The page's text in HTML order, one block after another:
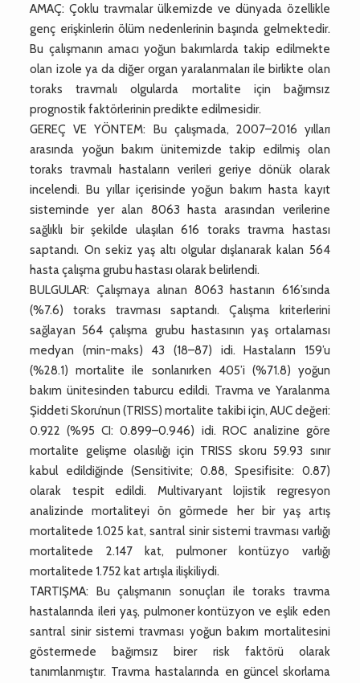
AMAÇ: Çoklu travmalar ülkemizde ve dünyada özellikle
genç erişkinlerin ölüm nedenlerinin başında gelmektedir.
Bu çalışmanın amacı yoğun bakımlarda takip edilmekte
olan izole ya da diğer organ yaralanmaları ile birlikte olan
toraks travmalı olgularda mortalite için bağımsız
prognostik faktörlerinin predikte edilmesidir.
GEREÇ VE YÖNTEM: Bu çalışmada, 2007–2016 yılları
arasında yoğun bakım ünitemizde takip edilmiş olan
toraks travmalı hastaların verileri geriye dönük olarak
incelendi. Bu yıllar içerisinde yoğun bakım hasta kayıt
sisteminde yer alan 8063 hasta arasından verilerine
sağlıklı bir şekilde ulaşılan 616 toraks travma hastası
saptandı. On sekiz yaş altı olgular dışlanarak kalan 564
hasta çalışma grubu hastası olarak belirlendi.
BULGULAR: Çalışmaya alınan 8063 hastanın 616’sında
(%7.6) toraks travması saptandı. Çalışma kriterlerini
sağlayan 564 çalışma grubu hastasının yaş ortalaması
medyan (min-maks) 43 (18–87) idi. Hastaların 159’u
(%28.1) mortalite ile sonlanırken 405’i (%71.8) yoğun
bakım ünitesinden taburcu edildi. Travma ve Yaralanma
Şiddeti Skoru’nun (TRISS) mortalite takibi için, AUC değeri:
0.922 (%95 CI: 0.899–0.946) idi. ROC analizine göre
mortalite gelişme olasılığı için TRISS skoru 59.93 sınır
kabul edildiğinde (Sensitivite; 0.88, Spesifisite: 0.87)
olarak tespit edildi. Multivaryant lojistik regresyon
analizinde mortaliteyi ön görmede her bir yaş artış
mortalitede 1.025 kat, santral sinir sistemi travması varlığı
mortalitede 2.147 kat, pulmoner kontüzyo varlığı
mortalitede 1.752 kat artışla ilişkiliydi.
TARTIŞMA: Bu çalışmanın sonuçları ile toraks travma
hastalarında ileri yaş, pulmoner kontüzyon ve eşlik eden
santral sinir sistemi travması yoğun bakım mortalitesini
göstermede bağımsız birer risk faktörü olarak
tanımlanmıştır. Travma hastalarında en güncel skorlama